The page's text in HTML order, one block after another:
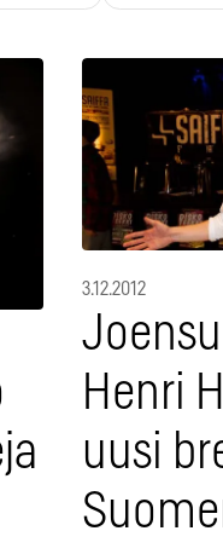
3.12.2012
Henri
uusi